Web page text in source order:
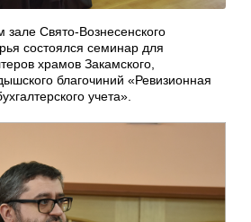
зале Свято-Вознесенского
состоялся семинар для
храмов Закамского,
благочиний «Ревизионная
учета».